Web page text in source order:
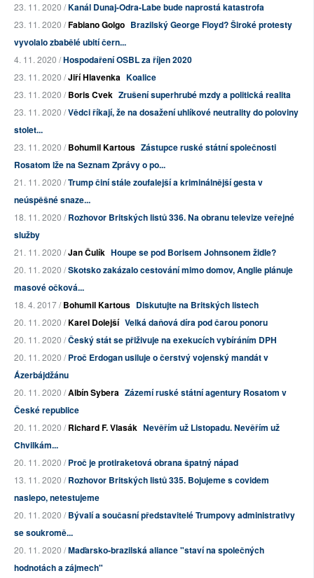
23. 11. 2020 /Kanál Dunaj-Odra-Labe bude naprostá katastrofa
23. 11. 2020 /Fabiano Golgo Brazilský George Floyd? Široké protesty
vyvolalo zbabělé ubití čern...
4. 11. 2020 /Hospodaření OSBL za říjen 2020
23. 11. 2020 /Jiří Hlavenka Koalice
23. 11. 2020 /Boris Cvek Zrušení superhrubé mzdy a politická realita
23. 11. 2020 /Vědci říkají, že na dosažení uhlíkové neutrality do poloviny
stolet...
23. 11. 2020 /Bohumil Kartous Zástupce ruské státní společnosti
Rosatom lže na Seznam Zprávy o po...
21. 11. 2020 /Trump činí stále zoufalejší a kriminálnější gesta v
neúspěšné snaze...
18. 11. 2020 /Rozhovor Britských listů 336. Na obranu televize veřejné
služby
21. 11. 2020 /Jan Čulík Houpe se pod Borisem Johnsonem židle?
20. 11. 2020 /Skotsko zakázalo cestování mimo domov, Anglie plánuje
masové očková...
18. 4. 2017 /Bohumil Kartous Diskutujte na Britských listech
20. 11. 2020 /Karel Dolejší Velká daňová díra pod čarou ponoru
20. 11. 2020 /Český stát se přiživuje na exekucích vybíráním DPH
20. 11. 2020 /Proč Erdogan usiluje o čerstvý vojenský mandát v
Ázerbájdžánu
20. 11. 2020 /Albín Sybera Zázemí ruské státní agentury Rosatom v
České republice
20. 11. 2020 /Richard F. Vlasák Nevěřím už Listopadu. Nevěřím už
Chvilkám...
20. 11. 2020 /Proč je protiraketová obrana špatný nápad
13. 11. 2020 /Rozhovor Britských listů 335. Bojujeme s covidem
naslepo, netestujeme
20. 11. 2020 /Bývalí a současní představitelé Trumpovy administrativy
se soukromě...
20. 11. 2020 /Maďarsko-brazilská aliance "staví na společných
hodnotách a zájmech"